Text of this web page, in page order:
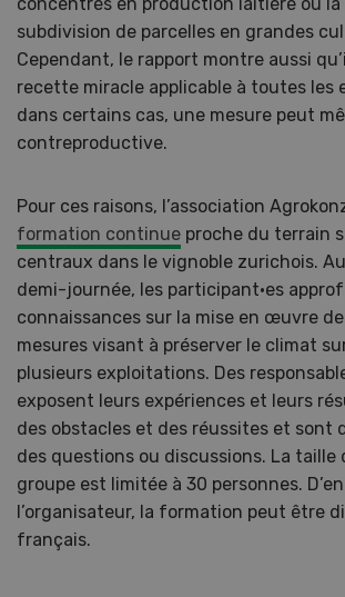
concentrés en production laitière ou
subdivision de parcelles en grandes
Cependant, le rapport montre aussi
recette miracle applicable à toutes les
dans certains cas, une mesure peut
contreproductive.
Pour ces raisons, l’association
formation continue proche du terrain
centraux dans le vignoble zurichois.
demi-journée, les participant·es
connaissances sur la mise en œuvre
mesures visant à préserver le climat
plusieurs exploitations. Des
exposent leurs expériences et leurs
des obstacles et des réussites et sont
des questions ou discussions. La taille
groupe est limitée à 30 personnes.
l’organisateur, la formation peut être
français.